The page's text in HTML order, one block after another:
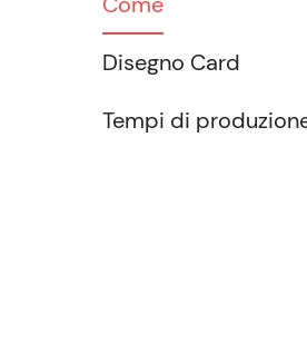
Disegno Card
Tempi di